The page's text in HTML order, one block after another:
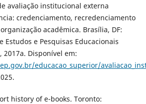
avaliação institucional externa
credenciamento, recredenciamento
acadêmica. Brasília, DF:
e Pesquisas Educacionais
2017a. Disponível em:
educacao_superior/
history of e-books. Toronto: